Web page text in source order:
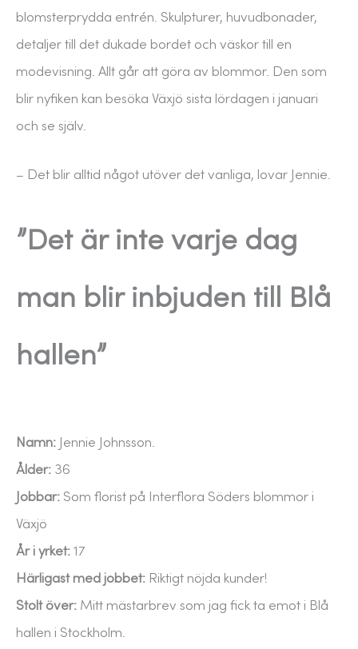
blomsterprydda entrén. Skulpturer, huvudbonader,
detaljer till det dukade bordet och väskor till en
modevisning. Allt går att göra av blommor. Den som
blir nyfiken kan besöka Växjö sista lördagen i januari
och se själv.
– Det blir alltid något utöver det vanliga, lovar Jennie.
”Det är inte varje dag
man blir inbjuden till Blå
hallen”
Namn: Jennie Johnsson.
Ålder: 36
Jobbar: Som florist på Interflora Söders blommor i
Växjö
År i yrket:17
Härligast med jobbet: Riktigt nöjda kunder!
Stolt över: Mitt mästarbrev som jag fick ta emot i Blå
hallen i Stockholm.